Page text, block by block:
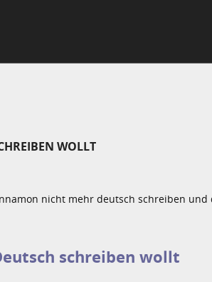
WOLLT
nicht mehr deutsch schreiben
schreiben wollt